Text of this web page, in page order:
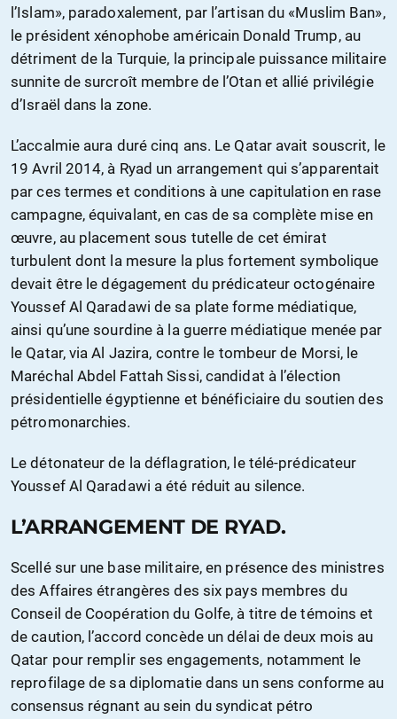
l’Islam», paradoxalement, par l’artisan du «Muslim Ban»,
le président xénophobe américain Donald Trump, au
détriment de la Turquie, la principale puissance militaire
sunnite de surcroît membre de l’Otan et allié privilégie
d’Israël dans la zone.
L’accalmie aura duré cinq ans. Le Qatar avait souscrit, le
19 Avril 2014, à Ryad un arrangement qui s’apparentait
par ces termes et conditions à une capitulation en rase
campagne, équivalant, en cas de sa complète mise en
œuvre, au placement sous tutelle de cet émirat
turbulent dont la mesure la plus fortement symbolique
devait être le dégagement du prédicateur octogénaire
Youssef Al Qaradawi de sa plate forme médiatique,
ainsi qu’une sourdine à la guerre médiatique menée par
le Qatar, via Al Jazira, contre le tombeur de Morsi, le
Maréchal Abdel Fattah Sissi, candidat à l’élection
présidentielle égyptienne et bénéficiaire du soutien des
pétromonarchies.
Le détonateur de la déflagration, le télé-prédicateur
Youssef Al Qaradawi a été réduit au silence.
L’ARRANGEMENT DE RYAD.
Scellé sur une base militaire, en présence des ministres
des Affaires étrangères des six pays membres du
Conseil de Coopération du Golfe, à titre de témoins et
de caution, l’accord concède un délai de deux mois au
Qatar pour remplir ses engagements, notamment le
reprofilage de sa diplomatie dans un sens conforme au
consensus régnant au sein du syndicat pétro